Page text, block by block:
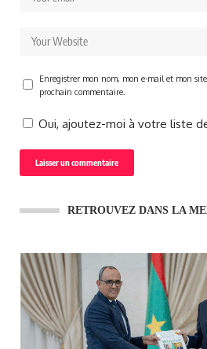
Enregistrer mon nom, mon e-mail et mon
prochain commentaire.
Oui, ajoutez-moi à votre liste
RETROUVEZ DANS LA